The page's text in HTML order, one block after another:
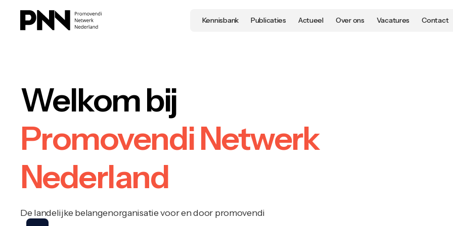
Kennisbank Publicaties Actueel Over ons Vacatures Contact
Welkom bij
Promovendi Netwerk
Nederland
De landelijke belangenorganisatie voor en door promovendi